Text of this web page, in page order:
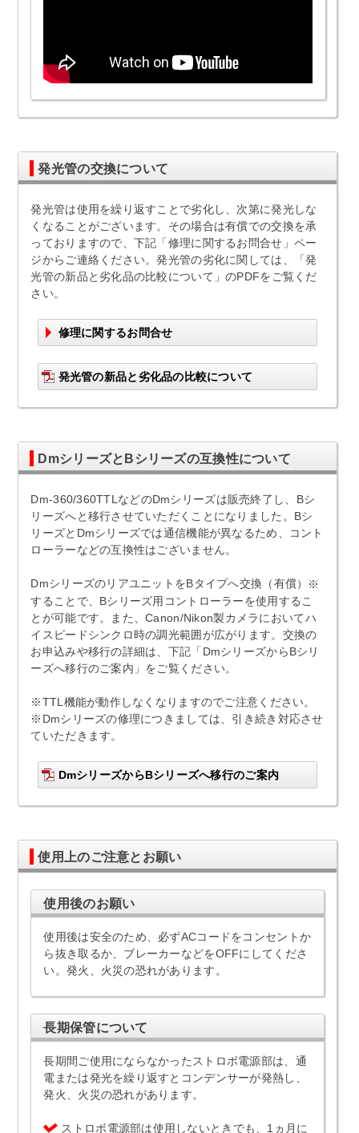
発光管の交換について
発光管は使用を繰り返すことで劣化し、次第に発光しな
くなることがございます。その場合は有償での交換を承
っておりますので、下記「修理に関するお問合せ」ペー
ジからご連絡ください。発光管の劣化に関しては、「発
光管の新品と劣化品の比較について」のPDFをご覧くだ
さい。
修理に関するお問合せ
発光管の新品と劣化品の比較について
DmシリーズとBシリーズの互換性について
Dm-360/360TTLなどのDmシリーズは販売終了し、Bシ
リーズへと移行させていただくことになりました。Bシ
リーズとDmシリーズでは通信機能が異なるため、コント
ローラーなどの互換性はございません。
DmシリーズのリアユニットをBタイプへ交換（有償） ※
することで、Bシリーズ用コントローラーを使用するこ
とが可能です。また、Canon/Nikon製カメラにおいてハ
イスピードシンクロ時の調光範囲が広がります。交換の
お申込みや移行の詳細は、下記「DmシリーズからBシリ
ーズへ移行のご案内」をご覧ください。
※TTL機能が動作しなくなりますのでご注意ください。
※Dmシリーズの修理につきましては、引き続き対応させ
ていただきます。
DmシリーズからBシリーズへ移行のご案内
使用上のご注意とお願い
使用後のお願い
使用後は安全のため、必ずACコードをコンセントか
ら抜き取るか、ブレーカーなどをOFFにしてくださ
い。発火、火災の恐れがあります。
長期保管について
長期間ご使用にならなかったストロボ電源部は、通
電または発光を繰り返すとコンデンサーが発熱し、
発火、火災の恐れがあります。
ストロボ電源部は使用しないときでも、1ヵ月に